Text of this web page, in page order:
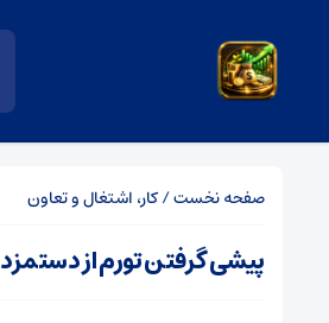
صفحه نخست/کار، اشتغال و تعاون
پیشی گرفتن تورم از دستمزد